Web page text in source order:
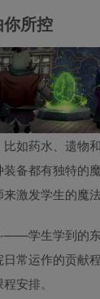
所控
如药水、遗物
备都有独特的
激发学生的魔法
——学生学到的
常运作的贡献
安排。